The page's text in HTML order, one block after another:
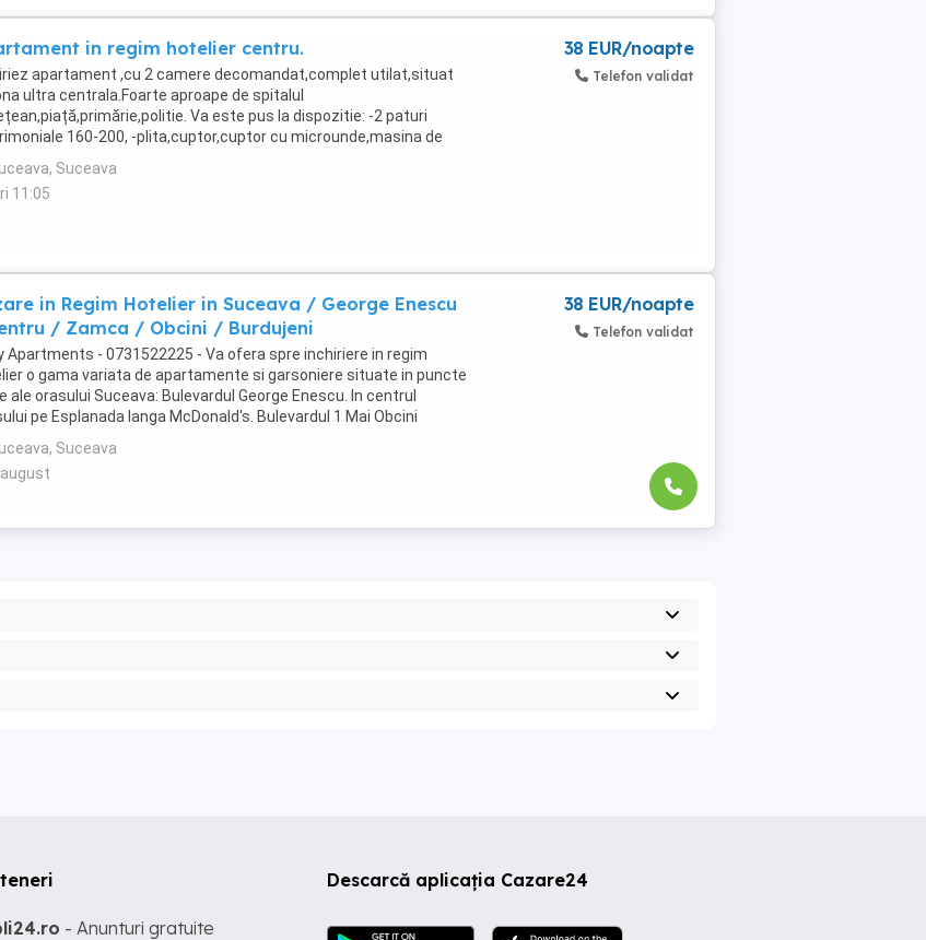
in regim hotelier centru.
apartament ,cu 2 camere decomandat,complet utilat,situat
ultra centrala.Foarte aproape de spitalul
Va este pus la dispozitie: -2 paturi
160-200, -plita,cuptor,cuptor cu microunde,masina de
rufe,fier de calcat,frigider,vesela,tacamuri,pahare ...
Suceava
11:05
38 EUR/noapte
Telefon validat
in Regim Hotelier in Suceava / George Enescu
/ Zamca / Obcini / Burdujeni
Apartments - 0731522225 - Va ofera spre inchiriere in regim
o gama variata de apartamente si garsoniere situate in puncte
ale orasului Suceava: Bulevardul George Enescu. In centrul
pe Esplanada langa McDonald's. Bulevardul 1 Mai Obcini
Burdujeni Ipotesti Pentru ...
Suceava
38 EUR/noapte
Telefon validat
Descarcă aplicația Cazare24
- Anunturi gratuite